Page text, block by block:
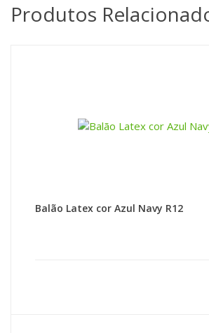
Produtos
Balão Latex cor Azul Navy R12